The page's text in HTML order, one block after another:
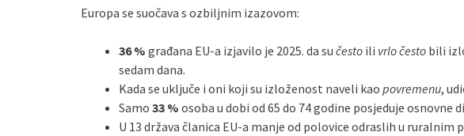
Europa se suočava s ozbiljnim izazovom:
36 % građana EU-a izjavilo je 2025. da su često ili vrlo često bili
sedam dana.
Kada se uključe i oni koji su izloženost naveli kao povremenu,
Samo 33 % osoba u dobi od 65 do 74 godine posjeduje osnovne
U 13 država članica EU-a manje od polovice odraslih u